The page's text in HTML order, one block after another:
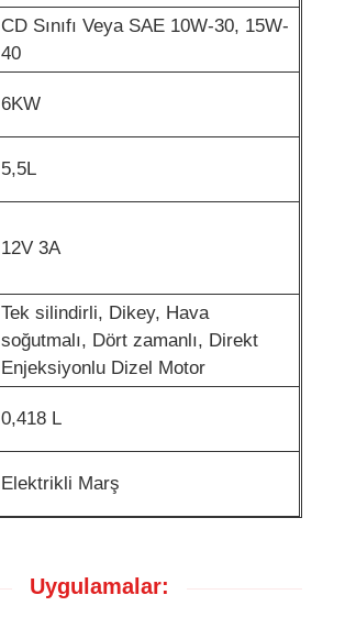
pompası
CD Sınıfı Veya SAE 10W-30, 15W-
40
6KW
5,5L
12V 3A
Tek silindirli, Dikey, Hava
soğutmalı, Dört zamanlı, Direkt
Enjeksiyonlu Dizel Motor
0,418 L
Elektrikli Marş
Uygulamalar: